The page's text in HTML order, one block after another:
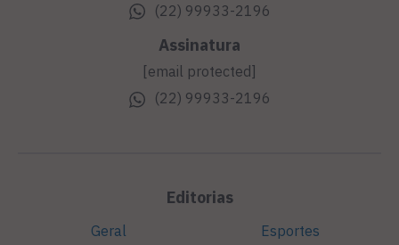
(22) 99933-2196
Assinatura
[email protected]
(22) 99933-2196
Editorias
Geral
Esportes